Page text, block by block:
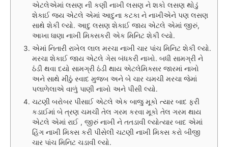
એટલેએમાં લસણ ની કણી નાખી લસણ ને શકો લસણ થોડું
શેકાઈ જય એટલે એમાં આદુના કટકા ને નાખીએને પણ લસણ
સાથે શેકી લ્યો. આદુ લસણ શેકાઈ જાય એટલે એમાં જીરું,
આખા ધાણા નાખી મિક્સકરી એક મિનિટ શેકી લ્યો.
એમાં નિતારી રાખેલ લાલ મરચા નાખી ચાર પાંચ મિનિટ શેકી લ્યો.
મરચા શેકાઈ જાય એટલે ગેસ બંધકરી નાખો. બધી સામગ્રી ને
ઠંડી થવા દયો સામગ્રી ઠંડી થાય એટલેમિક્સર જારમાં નાખો
અને સાથે મીઠું સ્વાદ મુજબ અને બે ચાર ચમચી મરચા જેમાં
પલાળેલાએ વાળું પાણી નાખો અને પીસી લ્યો.
ચટણી બરોબર પીસાઈ એટલે એક બાજુ મૂકો ત્યાર બાદ ફરી
કડાઈમાં બે ત્રણ ચમચી તેલ ગરમ કરવા મૂકો તેલ ગરમ થાય
એટલે એમાં રાઈ , જીરું નાખી ને તતડાવી લ્યોત્યાર બાદ એમાં
હિંગ નાખી મિક્સ કરી પીસેલી ચટણી નાખી મિક્સ કરો બીજી
ચાર પાંચ મિનિટ ચડાવી લ્યો.